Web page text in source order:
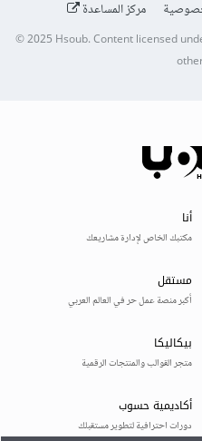
مركز المساعدة
© 2025Hsoub.Content licensed